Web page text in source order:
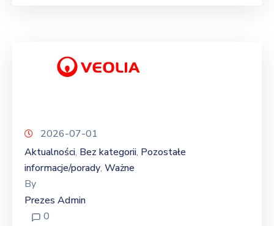
2026-07-01
Aktualności‚ Bez kategorii‚ Pozostałe
informacje/porady‚ Ważne
By
Prezes Admin
0